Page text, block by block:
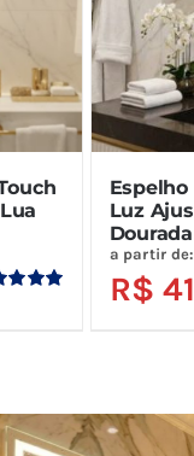
Espelho
Luz
Dourada
a partir de:
R$